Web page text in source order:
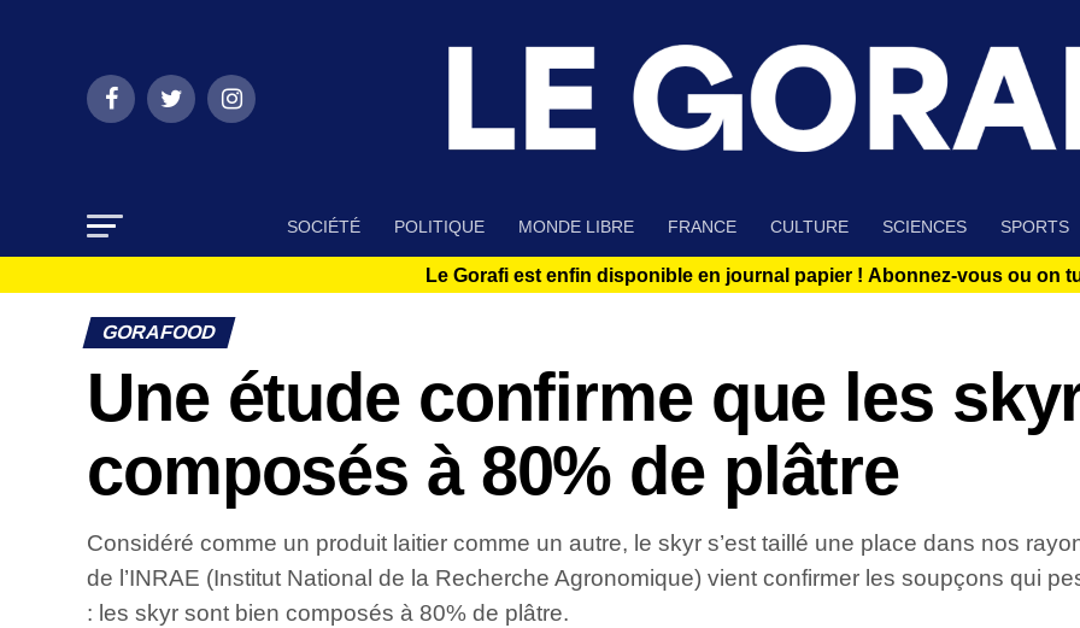
SOCIÉTÉ POLITIQUE MONDE LIBRE FRANCE CULTURE SCIENCES SPORTS
Le Gorafi est enfin disponible en journal papier ! Abonnez-vous ou on
GORAFOOD
Une étude confirme que les
composés à 80% de plâtre
Considéré comme un produit laitier comme un autre, le skyr s’est taillé une place dans nos
de l’INRAE (Institut National de la Recherche Agronomique) vient confirmer les soupçons qui
: les skyr sont bien composés à 80% de plâtre.